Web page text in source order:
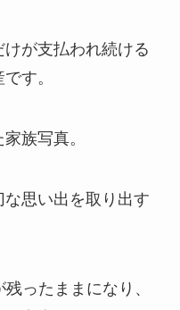
が支払われ続ける
す。
族写真。
思い出を取り出す
ったままになり、